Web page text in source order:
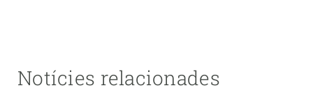
Notícies relacionades